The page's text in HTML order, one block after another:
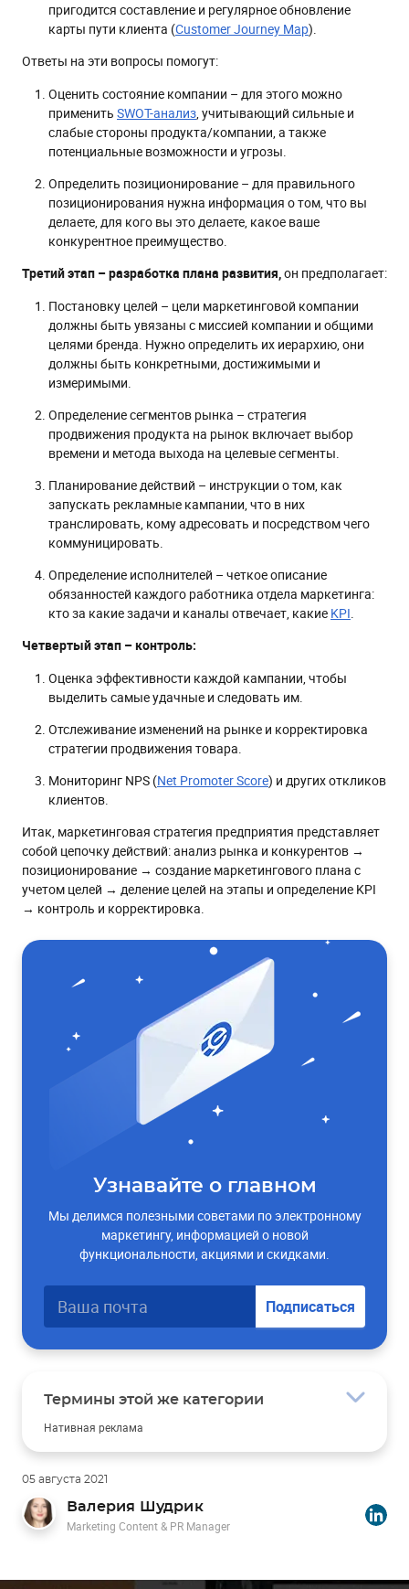
пригодится составление и регулярное обновление
карты пути клиента (Customer Journey Map).
Ответы на эти вопросы помогут:
Оценить состояние компании – для этого можно
применить SWOT-анализ, учитывающий сильные и
слабые стороны продукта/компании, а также
потенциальные возможности и угрозы.
Определить позиционирование – для правильного
позиционирования нужна информация о том, что вы
делаете, для кого вы это делаете, какое ваше
конкурентное преимущество.
Третий этап – разработка плана развития,он предполагает:
Постановку целей – цели маркетинговой компании
должны быть увязаны с миссией компании и общими
целями бренда. Нужно определить их иерархию, они
должны быть конкретными, достижимыми и
измеримыми.
Определение сегментов рынка – стратегия
продвижения продукта на рынок включает выбор
времени и метода выхода на целевые сегменты.
Планирование действий – инструкции о том, как
запускать рекламные кампании, что в них
транслировать, кому адресовать и посредством чего
коммуницировать.
Определение исполнителей – четкое описание
обязанностей каждого работника отдела маркетинга:
кто за какие задачи и каналы отвечает, какие KPI.
Четвертый этап – контроль:
Оценка эффективности каждой кампании, чтобы
выделить самые удачные и следовать им.
Отслеживание изменений на рынке и корректировка
стратегии продвижения товара.
Мониторинг NPS (Net Promoter Score) и других откликов
клиентов.
Итак, маркетинговая стратегия предприятия представляет
собой цепочку действий: анализ рынка и конкурентов →
позиционирование → создание маркетингового плана с
учетом целей → деление целей на этапы и определение KPI
→ контроль и корректировка.
Узнавайте о главном
Мы делимся полезными советами по электронному
маркетингу, информацией о новой
функциональности, акциями и скидками.
Подписаться
Термины этой же категории
Нативная реклама
Таргетированная реклама
Лендинг
05 августа 2021
Валерия Шудрик
Marketing Content & PR Manager